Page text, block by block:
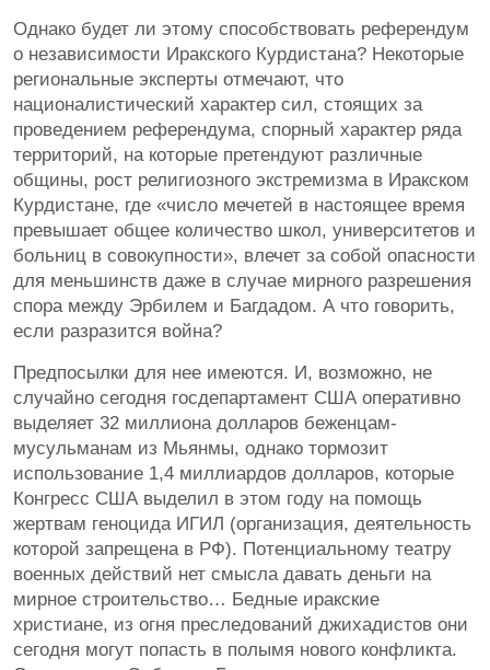
Однако будет ли этому способствовать референдум
о независимости Иракского Курдистана? Некоторые
региональные эксперты отмечают, что
националистический характер сил, стоящих за
проведением референдума, спорный характер ряда
территорий, на которые претендуют различные
общины, рост религиозного экстремизма в Иракском
Курдистане, где «число мечетей в настоящее время
превышает общее количество школ, университетов и
больниц в совокупности», влечет за собой опасности
для меньшинств даже в случае мирного разрешения
спора между Эрбилем и Багдадом. А что говорить,
если разразится война?
Предпосылки для нее имеются. И, возможно, не
случайно сегодня госдепартамент США оперативно
выделяет 32 миллиона долларов беженцам-
мусульманам из Мьянмы, однако тормозит
использование 1,4 миллиардов долларов, которые
Конгресс США выделил в этом году на помощь
жертвам геноцида ИГИЛ (организация, деятельность
которой запрещена в РФ). Потенциальному театру
военных действий нет смысла давать деньги на
мирное строительство… Бедные иракские
христиане, из огня преследований джихадистов они
сегодня могут попасть в полымя нового конфликта.